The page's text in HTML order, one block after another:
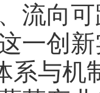
流向
一创
系与